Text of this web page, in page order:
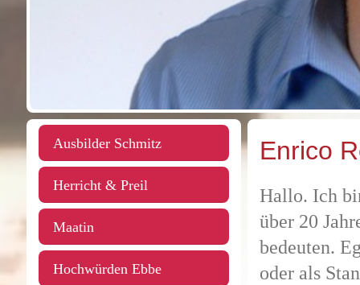
Enrico
Hallo. Ich
über 20
bedeuten.
oder als
Ausbilder Schmitz
Herricht & Preil
Maatin
Hochwürden Ebbe